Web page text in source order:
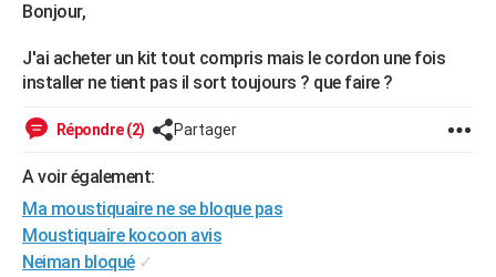
Essais
Réserver un essai
Citadines
Berlines
SUV
Forum auto
+HIGH-TECH
Mobiles
Meilleur smartphone
Internet
Ordinateurs
Jeux vidéo
Guide high-tech
+
WEEK-END
Art de vivre
Bien-être
Loisirs
Mode
Modes de vie
SANTE
Alimentation
Guide de la santé
Maladies
Médicaments
Sommeil
VOYAGE
Bonjour,
J'ai acheter un kit tout compris mais le cordon une fois
installer ne tient pas il sort toujours ? que faire ?
Répondre (2) Partager
A voir également:
Ma moustiquaire ne se bloque pas
Moustiquaire kocoon avis
Neiman bloqué ✓